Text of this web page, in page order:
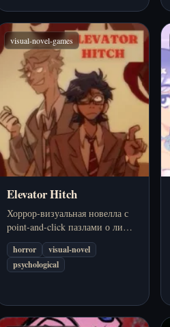
visual-novel-games
Elevator Hitch
Хоррор-визуальная новелла с
point-and-click пазлами о лифте
в офисе, который открывается
не туда, куда должен.
horror
visual-novel
psychological